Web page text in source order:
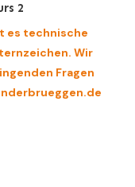
2
es technische
Wir
Fragen